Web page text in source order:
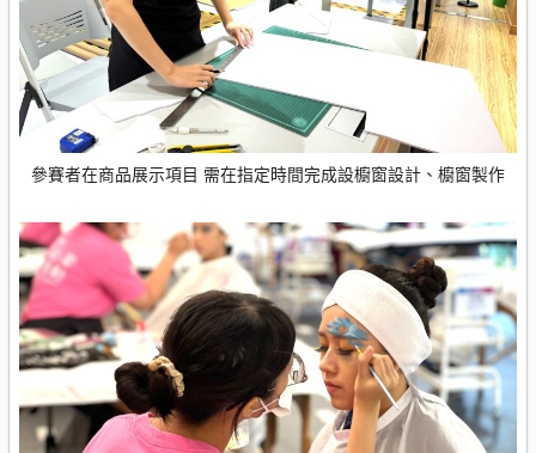
參賽者在商品展示項目 需在指定時間完成設櫥窗設計、櫥窗製作